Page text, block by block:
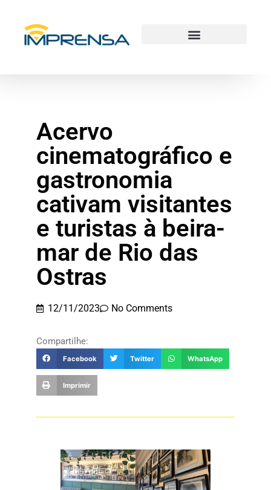
Acervo
cinematográfico e
gastronomia
cativam visitantes
e turistas à beira-
mar de Rio das
Ostras
12/11/2023 No Comments
Compartilhe:
Facebook Twitter WhatsApp
Imprimir